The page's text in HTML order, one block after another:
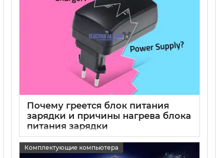
Почему греется блок питания
зарядки и причины нагрева блока
питания зарядки
15 05 2025 0
Комплектующие компьютера